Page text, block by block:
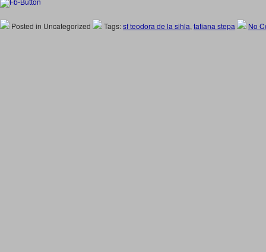
Posted in Uncategorized Tags:sf teodora de la sihla, tatiana stepa No